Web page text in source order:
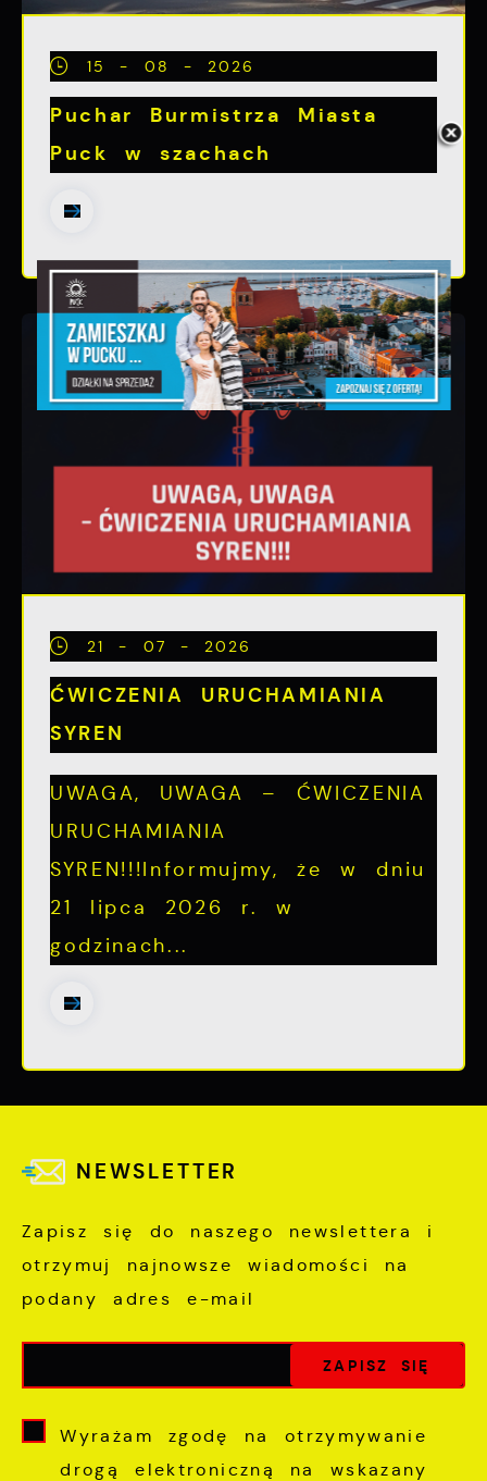
15 - 08 - 2026
Puchar Burmistrza Miasta
Puck w szachach
21 - 07 - 2026
ĆWICZENIA URUCHAMIANIA
SYREN
UWAGA, UWAGA – ĆWICZENIA
URUCHAMIANIA
SYREN!!!Informujmy, że w dniu
21 lipca 2026 r. w
godzinach...
NEWSLETTER
Zapisz się do naszego newslettera i
otrzymuj najnowsze wiadomości na
podany adres e-mail
Wyrażam zgodę na otrzymywanie
drogą elektroniczną na wskazany